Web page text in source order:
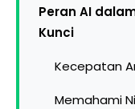
Peran AI
Kunci
Kecepatan
Memahami